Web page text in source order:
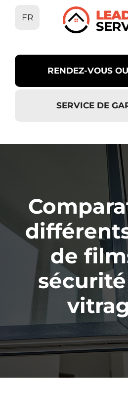
FR
RENDEZ-VOUS
SERVICE DE
de